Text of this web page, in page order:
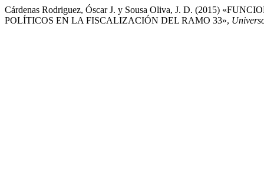
Cárdenas Rodriguez, Óscar J. y Sousa Oliva, J. D. (2015)
POLÍTICOS EN LA FISCALIZACIÓN DEL RAMO 33»,